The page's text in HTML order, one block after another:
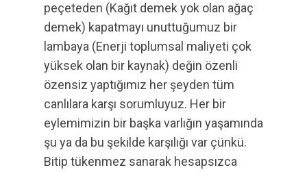
peçeteden (Kağıt demek yok olan ağaç
demek) kapatmayı unuttuğumuz bir
lambaya (Enerji toplumsal maliyeti çok
yüksek olan bir kaynak) değin özenli
özensiz yaptığımız her şeyden tüm
canlılara karşı sorumluyuz. Her bir
eylemimizin bir başka varlığın yaşamında
şu ya da bu şekilde karşılığı var çünkü.
Bitip tükenmez sanarak hesapsızca